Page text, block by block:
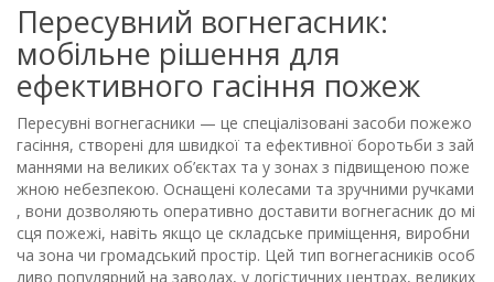
Пересувний вогнегасник:
мобільне рішення для
ефективного гасіння пожеж
Пересувні вогнегасники — це спеціалізовані засоби пожежо
гасіння, створені для швидкої та ефективної боротьби з зай
маннями на великих об’єктах та у зонах з підвищеною поже
жною небезпекою. Оснащені колесами та зручними ручками
, вони дозволяють оперативно доставити вогнегасник до мі
сця пожежі, навіть якщо це складське приміщення, виробни
ча зона чи громадський простір. Цей тип вогнегасників особ
ливо популярний на заводах, у логістичних центрах, великих